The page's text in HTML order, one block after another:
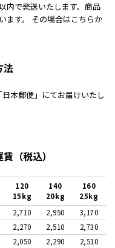
内で発送いたします。商品
ます。 その場合はこちらか
法
本郵便」にてお届けいたし
（税込）
120
15kg
140
20kg
160
25kg
2,710 2,950
3,170
2,270 2,510
2,730
2,050 2,290 2,510